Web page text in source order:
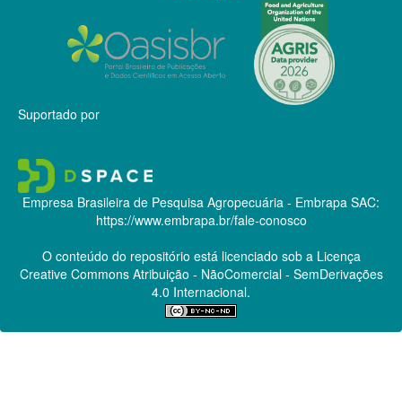
Suportado por
Empresa Brasileira de Pesquisa Agropecuária - Embrapa SAC:
https://www.embrapa.br/fale-conosco
O conteúdo do repositório está licenciado sob a Licença
Creative CommonsAtribuição - NãoComercial - SemDerivações
4.0 Internacional.